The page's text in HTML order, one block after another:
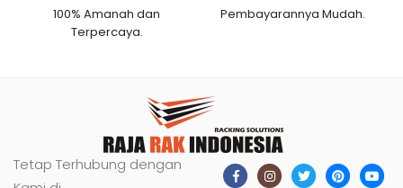
100% Amanah dan
Terpercaya.
Pembayarannya Mudah.
Tetap Terhubung dengan